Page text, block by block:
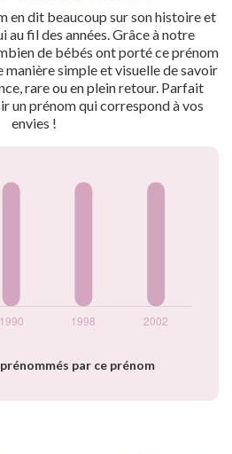
en dit beaucoup sur son histoire et
au fil des années. Grâce à notre
de bébés ont porté ce prénom
manière simple et visuelle de savoir
rare ou en plein retour. Parfait
un prénom qui correspond à vos
envies !
par ce prénom